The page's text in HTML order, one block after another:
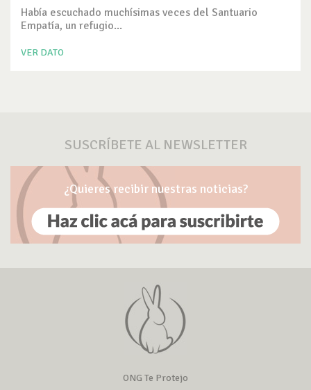
Había escuchado muchísimas veces del Santuario
Empatía, un refugio...
VER DATO
SUSCRÍBETE AL NEWSLETTER
¿Quieres recibir nuestras noticias?
ONG Te Protejo